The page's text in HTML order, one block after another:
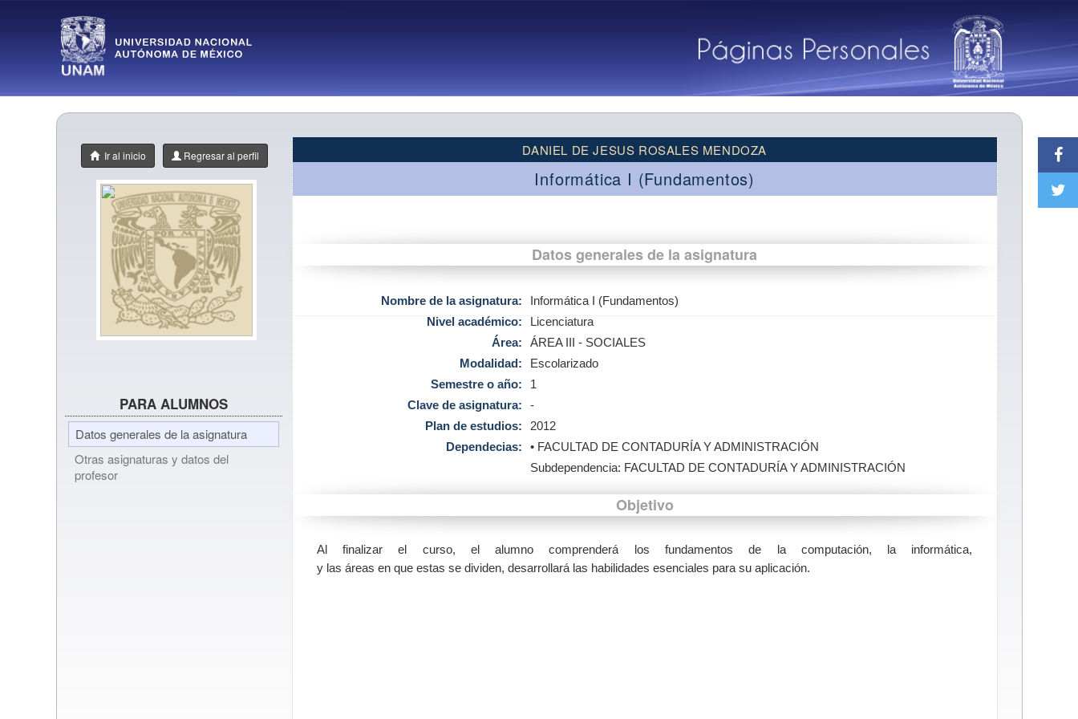
Ir al inicio Regresar al perfil
PARA ALUMNOS
Datos generales de la asignatura
Otras asignaturas y datos del
profesor
DANIEL DE JESUS ROSALES MENDOZA
Informática I (Fundamentos)
Datos generales de la asignatura
Nombre de la asignatura:
Informática I (Fundamentos)
Nivel académico:
Licenciatura
Área:
ÁREA III - SOCIALES
Modalidad:
Escolarizado
Semestre o año:
1
Clave de asignatura:
-
Plan de estudios:
2012
Dependecias:
• FACULTAD DE CONTADURÍA Y ADMINISTRACIÓN
Subdependencia: FACULTAD DE CONTADURÍA Y ADMINISTRACIÓN
Objetivo
Al finalizar el curso, el alumno comprenderá los fundamentos de la computación, la informática,
y las áreas en que estas se dividen, desarrollará las habilidades esenciales para su aplicación.